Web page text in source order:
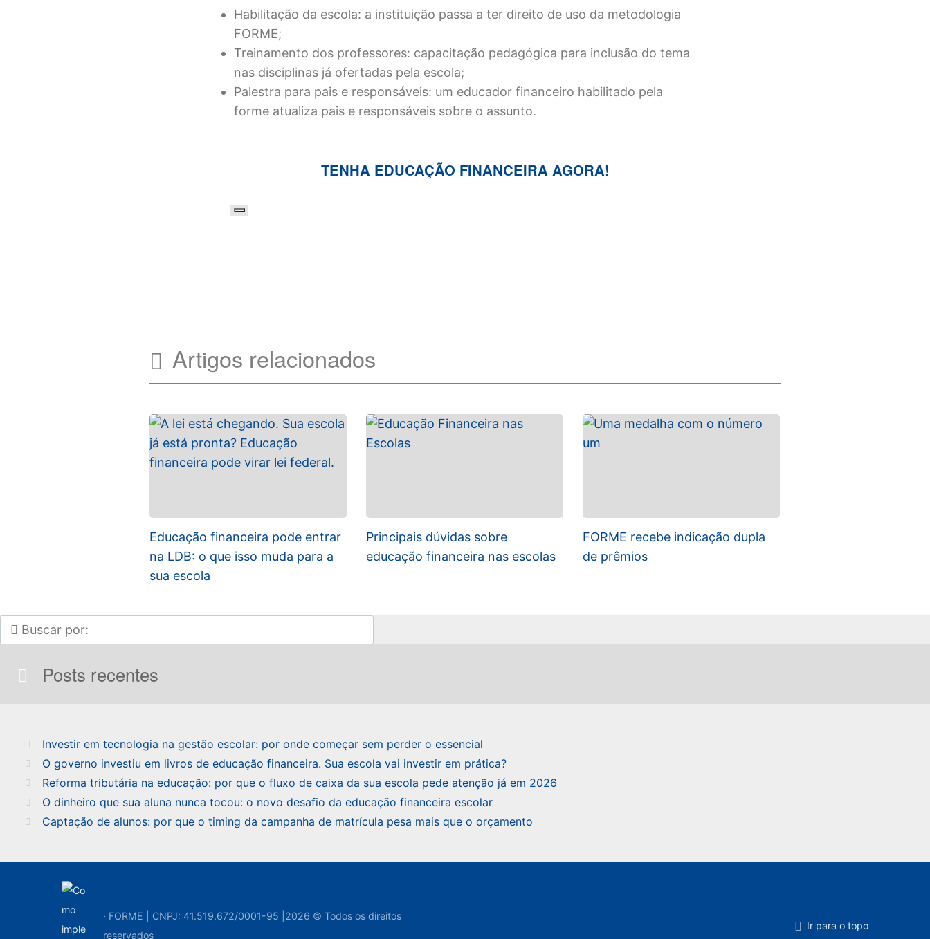
Habilitação da escola: a instituição passa a ter direito de uso da metodologia
FORME;
Treinamento dos professores: capacitação pedagógica para inclusão do tema
nas disciplinas já ofertadas pela escola;
Palestra para pais e responsáveis: um educador financeiro habilitado pela
forme atualiza pais e responsáveis sobre o assunto.
TENHA EDUCAÇÃO FINANCEIRA AGORA!
Artigos relacionados
Educação financeira pode entrar
na LDB: o que isso muda para a
sua escola
Principais dúvidas sobre
educação financeira nas escolas
FORME recebe indicação dupla
de prêmios
Posts recentes
Investir em tecnologia na gestão escolar: por onde começar sem perder o essencial
O governo investiu em livros de educação financeira. Sua escola vai investir em prática?
Reforma tributária na educação: por que o fluxo de caixa da sua escola pede atenção já em 2026
O dinheiro que sua aluna nunca tocou: o novo desafio da educação financeira escolar
Captação de alunos: por que o timing da campanha de matrícula pesa mais que o orçamento
· FORME | CNPJ: 41.519.672/0001-95 |2026 © Todos os direitos
reservados
Ir para o topo